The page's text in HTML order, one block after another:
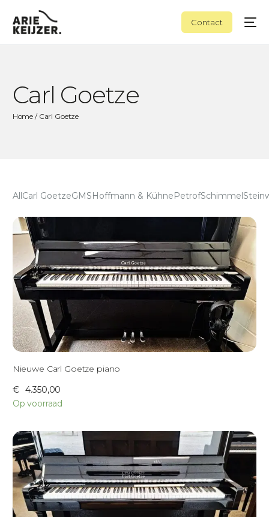
Contact
Carl Goetze
Home / Carl Goetze
AllCarl GoetzeGMSHoffmann & KühnePetrofSchimmel
Nieuwe Carl Goetze piano
€ 4.350,00
Op voorraad